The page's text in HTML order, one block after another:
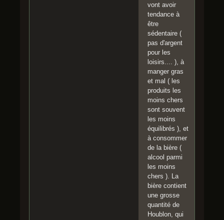
vont avoir
tendance à
être
sédentaire (
pas d'argent
pour les
loisirs.... ), à
manger gras
et mal ( les
produits les
moins chers
sont souvent
les moins
équilibrés ), et
à consommer
de la bière (
alcool parmi
les moins
chers ). La
bière contient
une grosse
quantité de
Houblon, qui